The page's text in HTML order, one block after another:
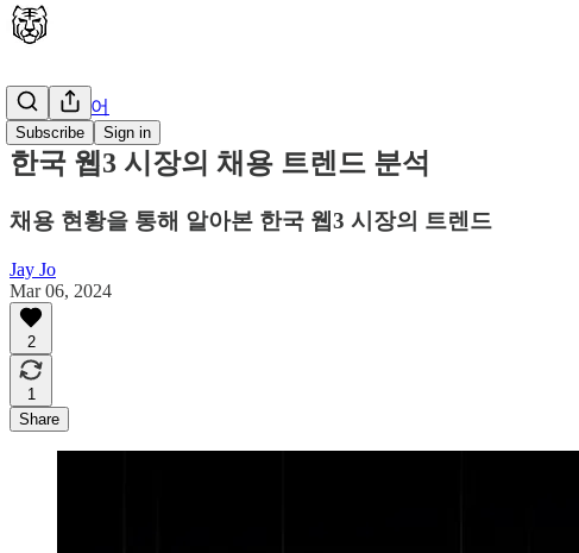
Subscribe Sign in
🇰🇷 한국어
한국 웹3 시장의 채용 트렌드 분석
채용 현황을 통해 알아본 한국 웹3 시장의 트렌드
Jay Jo
Mar 06, 2024
2
1
Share